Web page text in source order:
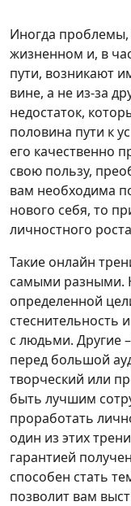
Иногда
жизненном и, в
пути, возникают
вине, а не из-за
недостаток,
половина пути к
его качественно
свою пользу,
вам необходима
нового себя, то
личностного
Такие онлайн
самыми разными.
определенной
стеснительность
с людьми. Другие
перед большой
творческий или
быть лучшим
проработать
один из этих
гарантией
способен стать
позволит вам